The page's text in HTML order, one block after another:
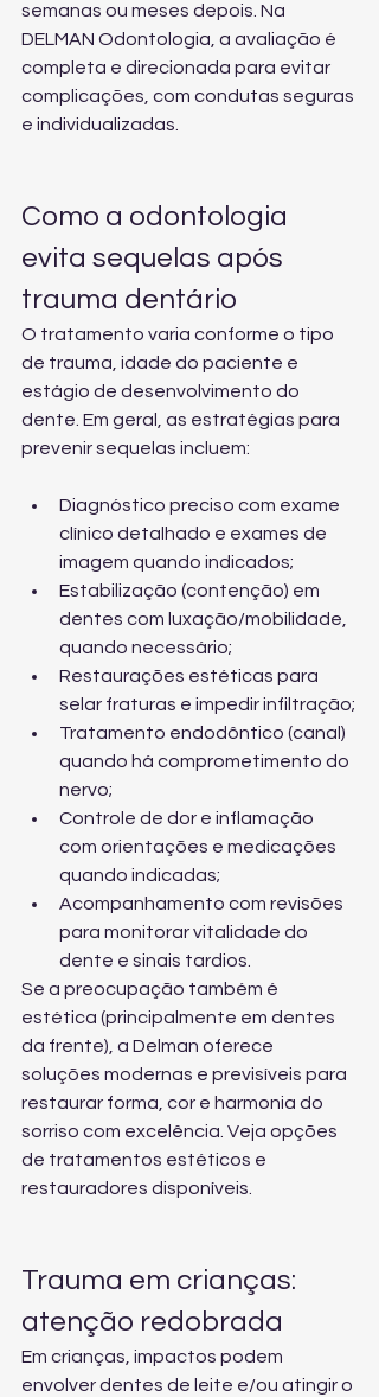
semanas ou meses depois. Na
DELMAN Odontologia, a avaliação é
completa e direcionada para evitar
complicações, com condutas seguras
e individualizadas.
Como a odontologia
evita sequelas após
trauma dentário
O tratamento varia conforme o tipo
de trauma, idade do paciente e
estágio de desenvolvimento do
dente. Em geral, as estratégias para
prevenir sequelas incluem:
Diagnóstico preciso com exame
clínico detalhado e exames de
imagem quando indicados;
Estabilização (contenção) em
dentes com luxação/mobilidade,
quando necessário;
Restaurações estéticas para
selar fraturas e impedir infiltração;
Tratamento endodôntico (canal)
quando há comprometimento do
nervo;
Controle de dor e inflamação
com orientações e medicações
quando indicadas;
Acompanhamento com revisões
para monitorar vitalidade do
dente e sinais tardios.
Se a preocupação também é
estética (principalmente em dentes
da frente), a Delman oferece
soluções modernas e previsíveis para
restaurar forma, cor e harmonia do
sorriso com excelência. Veja opções
de tratamentos estéticos e
restauradores disponíveis.
Trauma em crianças:
atenção redobrada
Em crianças, impactos podem
envolver dentes de leite e/ou atingir o